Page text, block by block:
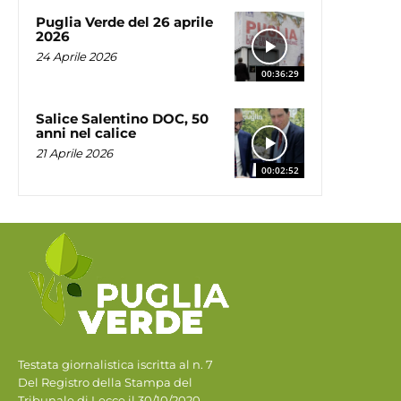
00:36:29
Puglia Verde del 26 aprile
2026
24 Aprile 2026
00:02:52
Salice Salentino DOC, 50
anni nel calice
21 Aprile 2026
Testata giornalistica iscritta al n. 7
Del Registro della Stampa del